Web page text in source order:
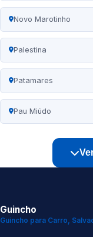
Novo Marotinho
Palestina
Patamares
Pau Miúdo
Guincho
Guincho para Carro,